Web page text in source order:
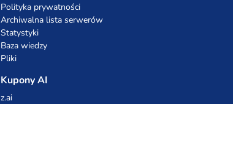
Polityka prywatności
Archiwalna lista serwerów
Statystyki
Baza wiedzy
Pliki
Kupony AI
z.ai